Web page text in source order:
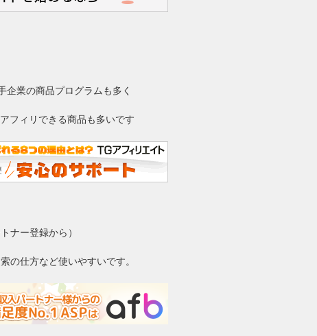
企業の商品プログラムも多く
フィリできる商品も多いです
ナー登録から）
の仕方など使いやすいです。